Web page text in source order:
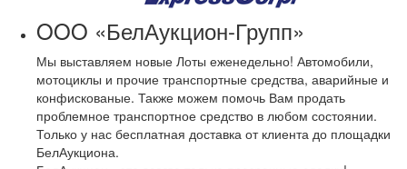
OOO «БелАукцион-Групп»
Мы выставляем новые Лоты еженедельно! Автомобили,
мотоциклы и прочие транспортные средства, аварийные и
конфискованые. Также можем помочь Вам продать
проблемное транспортное средство в любом состоянии.
Только у нас бесплатная доставка от клиента до площадки
БелАукциона.